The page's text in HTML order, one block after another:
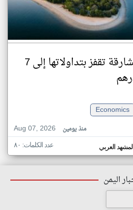
عقارات الشارقة تقفز بتداولاتها إلى 7
Economics
Aug 07, 2026
منذ يومين
العربي عدد الكلمات: ٨٠
اليمن